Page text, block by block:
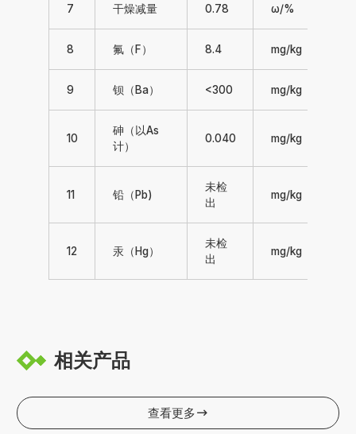
7 干燥减量 0.78 ω/%
8 氟（F） 8.4 mg/kg
9 钡（Ba） <300 mg/kg
10
砷（以As
计）
0.040 mg/kg
11 铅（Pb)
未检
出
mg/kg
12 汞（Hg）
未检
出
mg/kg
相关产品
查看更多